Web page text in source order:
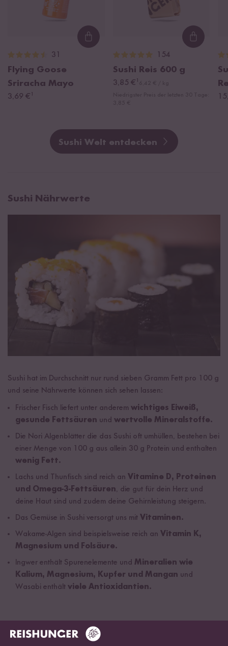
Loading...
31
Flying Goose
Sriracha Mayo
3,69 € ¹
154
Sushi Reis 600 g
3,85 € ¹
Sushi Welt entdecken
Sushi Nährwerte
Sushi hat im Durchschnitt nur rund sieben Gramm Fett pro 100 g
und seine Nährwerte können sich sehen lassen:
Frischer Fisch liefert unter anderem wichtiges Eiweiß,
gesunde Fettsäuren und wertvolle Mineralstoffe.
Die Nori Algenblätter die das Sushi oft umhüllen, bestehen bei
einer Menge von 100 g aus allein 30 g Protein und enthalten
wenig Fett.
Lachs und Thunfisch sind reich an Vitamine D, Proteinen
und Omega-3-Fettsäuren, die gut für dein Herz und
deine Haut sind und zudem deine Gehirnleistung steigern.
Das Gemüse in Sushi versorgt uns mit Vitaminen.
Wakame-Algen sind beispielsweise reich an Vitamin K,
Magnesium und Folsäure.
Ingwer enthält Spurenelemente und
Mineralien wie
Kalium, Magnesium, Kupfer und Mangan und
Wasabi enthält viele Antioxidantien.